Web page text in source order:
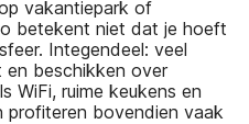
vakantiepark of
betekent niet dat je hoeft
Integendeel: veel
en beschikken over
WiFi, ruime keukens en
profiteren bovendien vaak